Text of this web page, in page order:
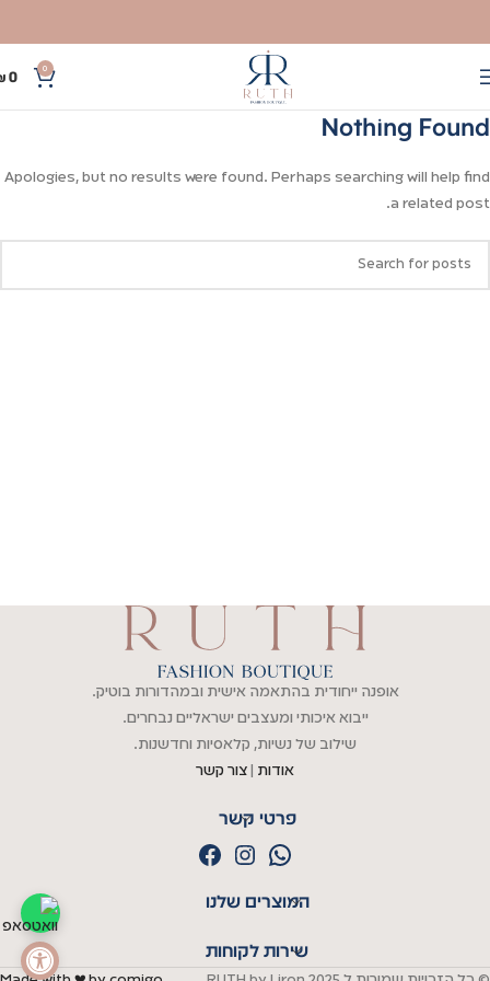
פתח סרגל
0
0
Nothing Found
Apologies, but no results were found. Perhaps searching will help find
a related post.
אופנה ייחודית בהתאמה אישית ובמהדורות בוטיק.
ייבוא איכותי ומעצבים ישראליים נבחרים.
שילוב של נשיות, קלאסיות וחדשנות.
אודות
צור קשר
פרטי קשר
המוצרים שלנו
שירות לקוחות